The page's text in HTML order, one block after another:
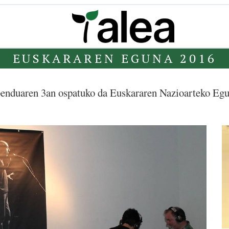
EUSKARAREN EGUNA 2016
3an ospatuko da Euskararen Nazioarteko